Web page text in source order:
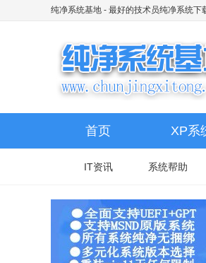
纯净系统基地 - 最好的技术员纯净系统下
首页 XP系
IT资讯 系统帮助